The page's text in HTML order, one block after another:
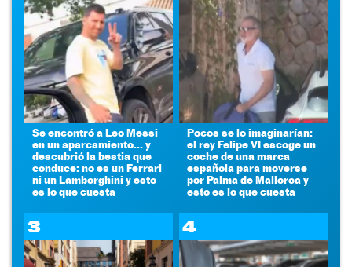
Se encontró a Leo Messi
en un aparcamiento... y
descubrió la bestia que
conduce: no es un Ferrari
ni un Lamborghini y esto
es lo que cuesta
Pocos se lo imaginarían:
el rey Felipe VI escoge un
coche de una marca
española para moverse
por Palma de Mallorca y
esto es lo que cuesta
3 4